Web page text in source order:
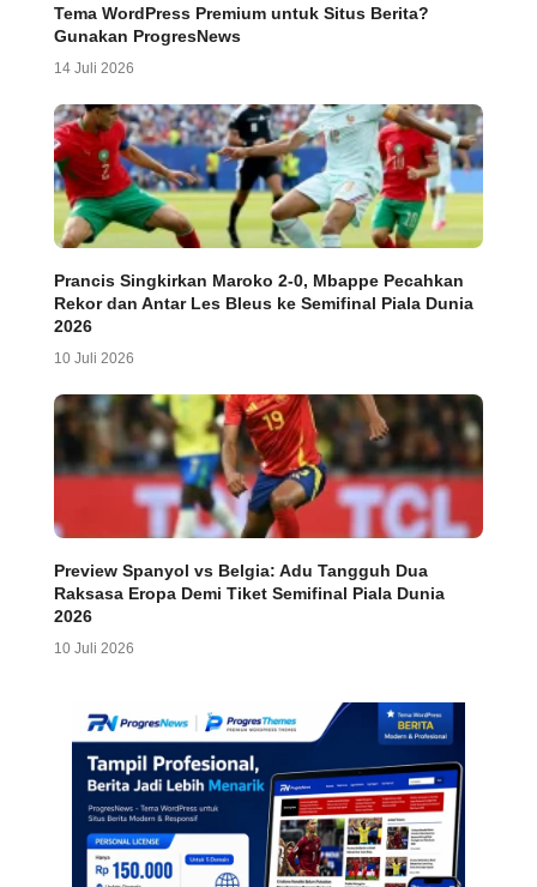
Tema WordPress Premium untuk Situs Berita?
Gunakan ProgresNews
14 Juli 2026
Prancis Singkirkan Maroko 2-0, Mbappe Pecahkan
Rekor dan Antar Les Bleus ke Semifinal Piala Dunia
2026
10 Juli 2026
Preview Spanyol vs Belgia: Adu Tangguh Dua
Raksasa Eropa Demi Tiket Semifinal Piala Dunia
2026
10 Juli 2026